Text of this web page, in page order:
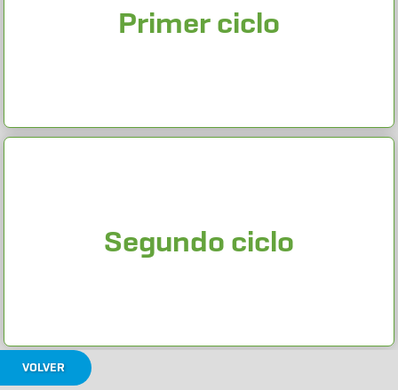
Primer ciclo
Segundo ciclo
VOLVER